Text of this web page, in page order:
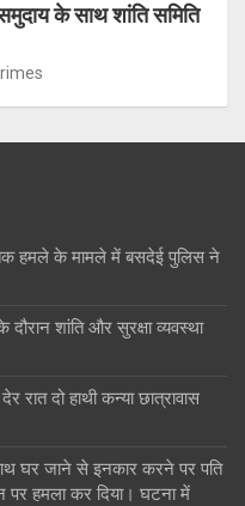
के साथ शांति समिति
हमले के मामले में बसदेई पुलिस ने
शांति और सुरक्षा व्यवस्था
रात दो हाथी कन्या छात्रावास
घर जाने से इनकार करने पर पति
पर हमला कर दिया। घटना में